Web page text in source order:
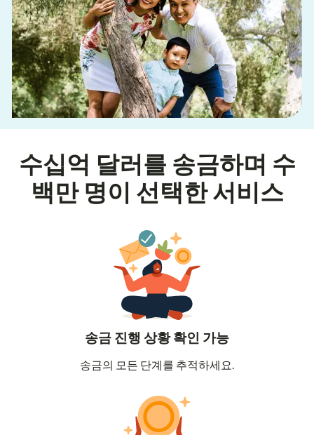
수십억 달러를 송금하며 수
백만 명이 선택한 서비스
송금 진행 상황 확인 가능
송금의 모든 단계를 추적하세요.